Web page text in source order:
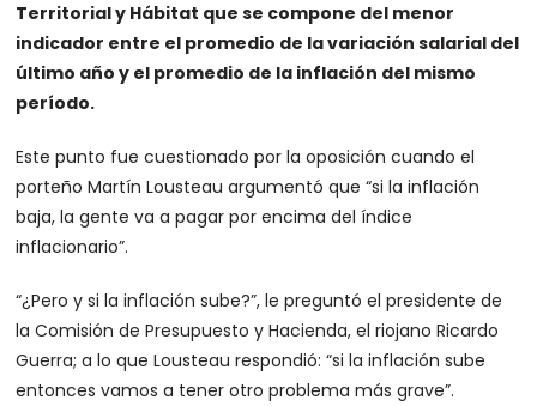
Territorial y Hábitat que se compone del menor
indicador entre el promedio de la variación salarial del
último año y el promedio de la inflación del mismo
período.
Este punto fue cuestionado por la oposición cuando el
porteño Martín Lousteau argumentó que “si la inflación
baja, la gente va a pagar por encima del índice
inflacionario”.
“¿Pero y si la inflación sube?”, le preguntó el presidente de
la Comisión de Presupuesto y Hacienda, el riojano Ricardo
Guerra; a lo que Lousteau respondió: “si la inflación sube
entonces vamos a tener otro problema más grave”.